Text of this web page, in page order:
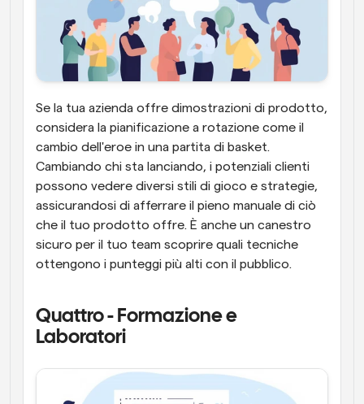
Se la tua azienda offre dimostrazioni di prodotto,
considera la pianificazione a rotazione come il
cambio dell'eroe in una partita di basket.
Cambiando chi sta lanciando, i potenziali clienti
possono vedere diversi stili di gioco e strategie,
assicurandosi di afferrare il pieno manuale di ciò
che il tuo prodotto offre. È anche un canestro
sicuro per il tuo team scoprire quali tecniche
ottengono i punteggi più alti con il pubblico.
Quattro - Formazione e
Laboratori